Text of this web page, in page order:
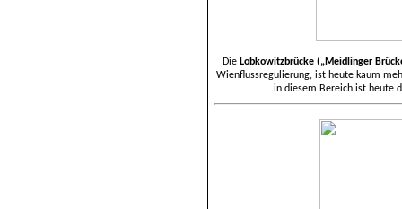
Die Lobkowitzbrücke („Meidlinger
Wienflussregulierung, ist heute kaum
in diesem Bereich ist heute